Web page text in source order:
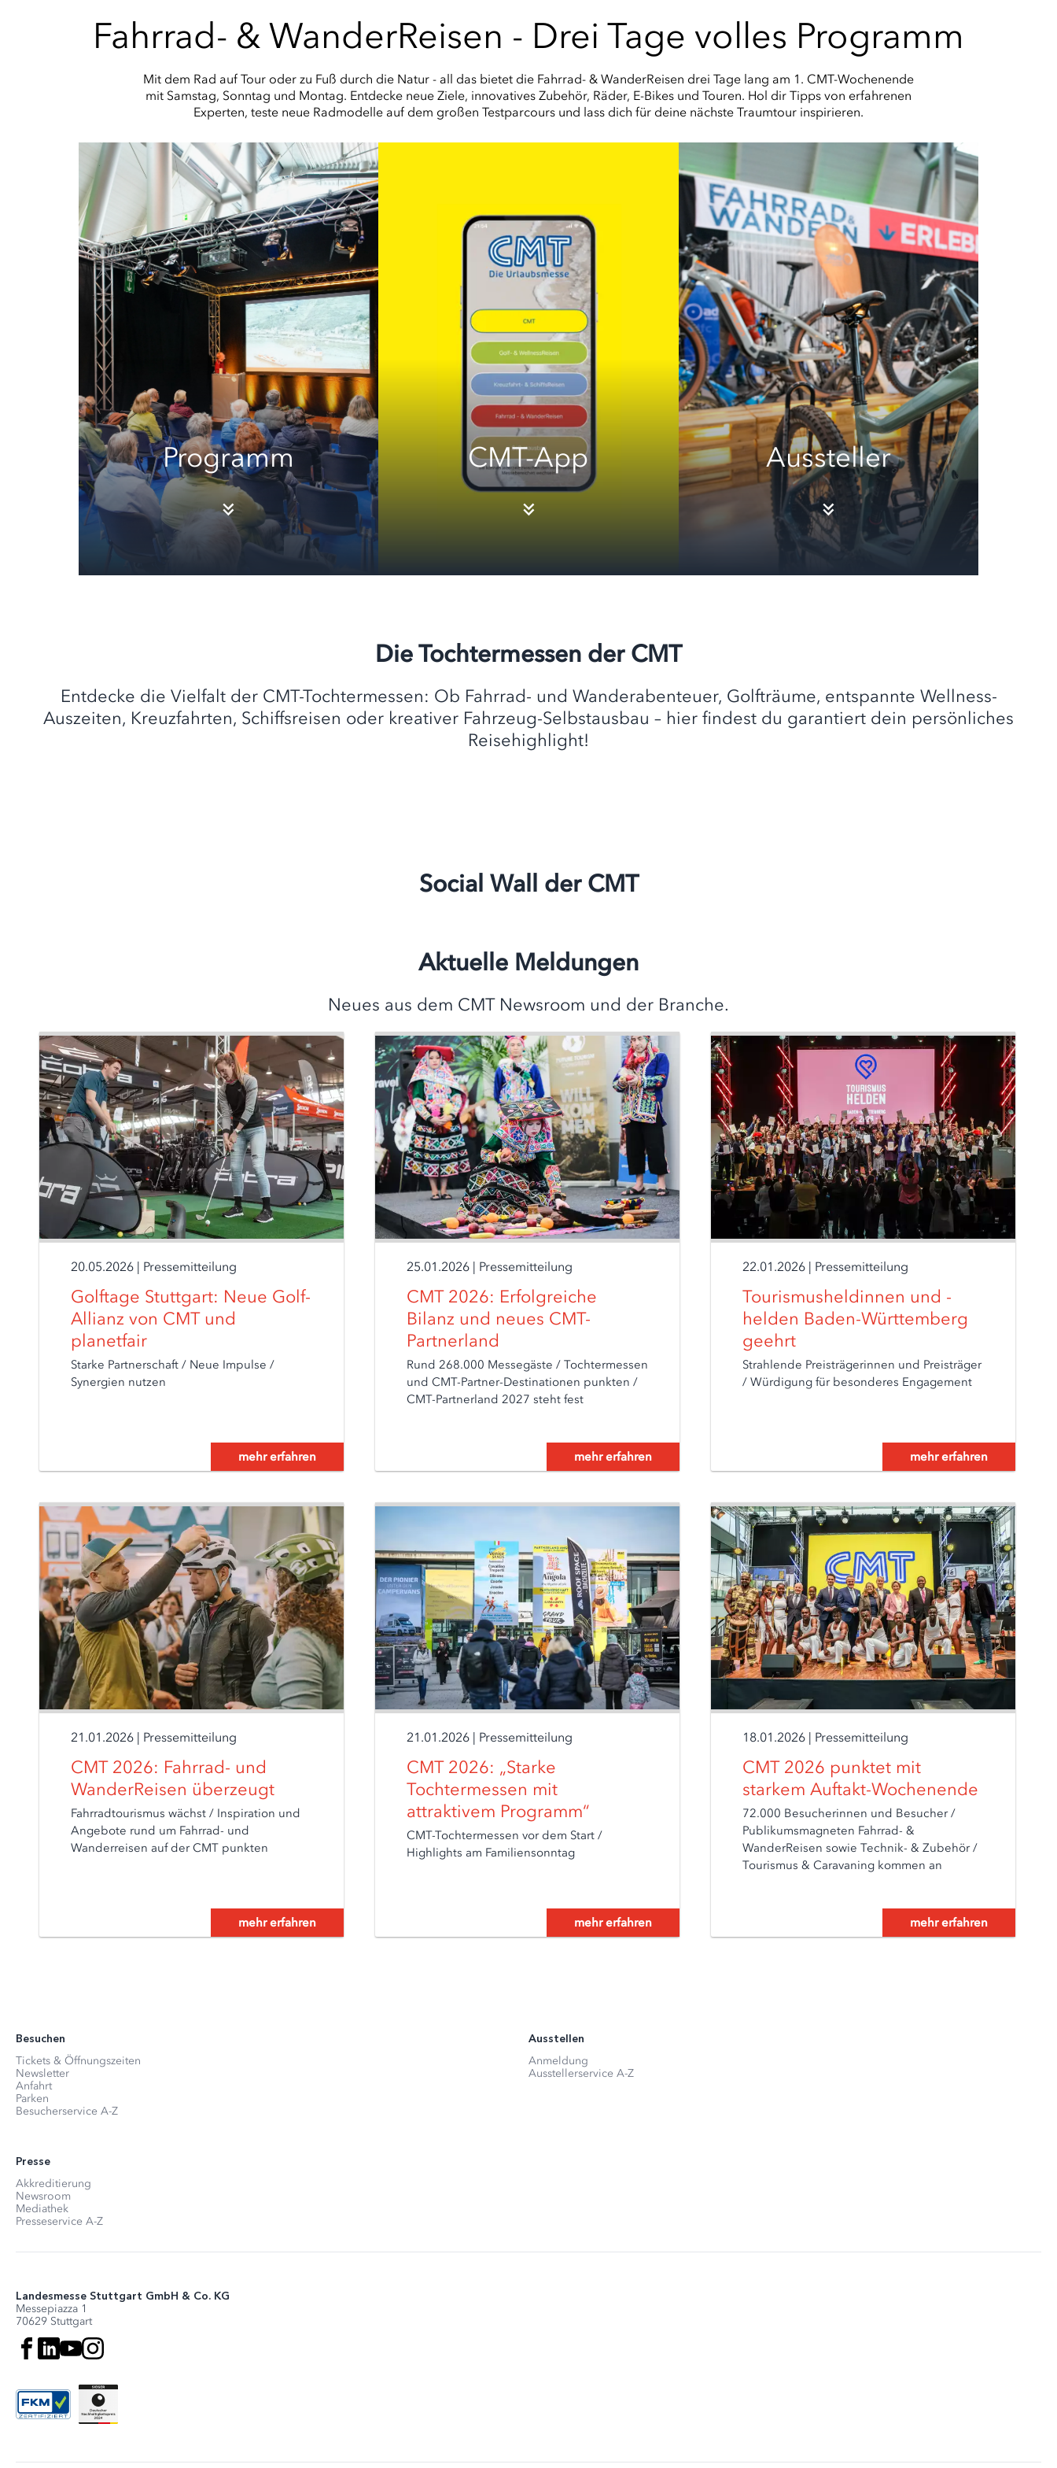
Fahrrad- & WanderReisen - Drei Tage volles Programm
Mit dem Rad auf Tour oder zu Fuß durch die Natur - all das bietet die Fahrrad- & WanderReisen drei Tage lang am 1. CMT-Wochenende
mit Samstag, Sonntag und Montag. Entdecke neue Ziele, innovatives Zubehör, Räder, E-Bikes und Touren. Hol dir Tipps von erfahrenen
Experten, teste neue Radmodelle auf dem großen Testparcours und lass dich für deine nächste Traumtour inspirieren.
Programm CMT-App Aussteller
Die Tochtermessen der CMT
Entdecke die Vielfalt der CMT-Tochtermessen: Ob Fahrrad- und Wanderabenteuer, Golfträume, entspannte Wellness-
Auszeiten, Kreuzfahrten, Schiffsreisen oder kreativer Fahrzeug-Selbstausbau – hier findest du garantiert dein persönliches
Reisehighlight!
Social Wall der CMT
Aktuelle Meldungen
Neues aus dem CMT Newsroom und der Branche.
20.05.2026 | Pressemitteilung
Golftage Stuttgart: Neue Golf-
Allianz von CMT und
planetfair
Starke Partnerschaft / Neue Impulse /
Synergien nutzen
mehr erfahren
25.01.2026| Pressemitteilung
CMT 2026: Erfolgreiche
Bilanz und neues CMT-
Partnerland
Rund 268.000 Messegäste / Tochtermessen
und CMT-Partner-Destinationen punkten /
CMT-Partnerland 2027 steht fest
mehr erfahren
22.01.2026| Pressemitteilung
Tourismusheldinnen und -
helden Baden-Württemberg
geehrt
Strahlende Preisträgerinnen und Preisträger
/ Würdigung für besonderes Engagement
mehr erfahren
21.01.2026 | Pressemitteilung
CMT 2026: Fahrrad- und
WanderReisen überzeugt
Fahrradtourismus wächst / Inspiration und
Angebote rund um Fahrrad- und
Wanderreisen auf der CMT punkten
mehr erfahren
21.01.2026| Pressemitteilung
CMT 2026: „Starke
Tochtermessen mit
attraktivem Programm“
CMT-Tochtermessen vor dem Start /
Highlights am Familiensonntag
mehr erfahren
18.01.2026| Pressemitteilung
CMT 2026 punktet mit
starkem Auftakt-Wochenende
72.000 Besucherinnen und Besucher /
Publikumsmagneten Fahrrad- &
WanderReisen sowie Technik- & Zubehör /
Tourismus & Caravaning kommen an
mehr erfahren
Besuchen
Tickets & Öffnungszeiten
Newsletter
Anfahrt
Parken
Besucherservice A-Z
Ausstellen
Anmeldung
Ausstellerservice A-Z
Presse
Akkreditierung
Newsroom
Mediathek
Presseservice A-Z
Landesmesse Stuttgart GmbH & Co. KG
Messepiazza 1
70629 Stuttgart